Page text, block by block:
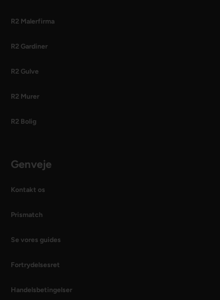
R2 Malerfirma
R2 Gardiner
R2 Gulve
R2 Murer
R2 Bolig
Genveje
Kontakt os
Prismatch
Se vores guides
Fortrydelsesret
Handelsbetingelser